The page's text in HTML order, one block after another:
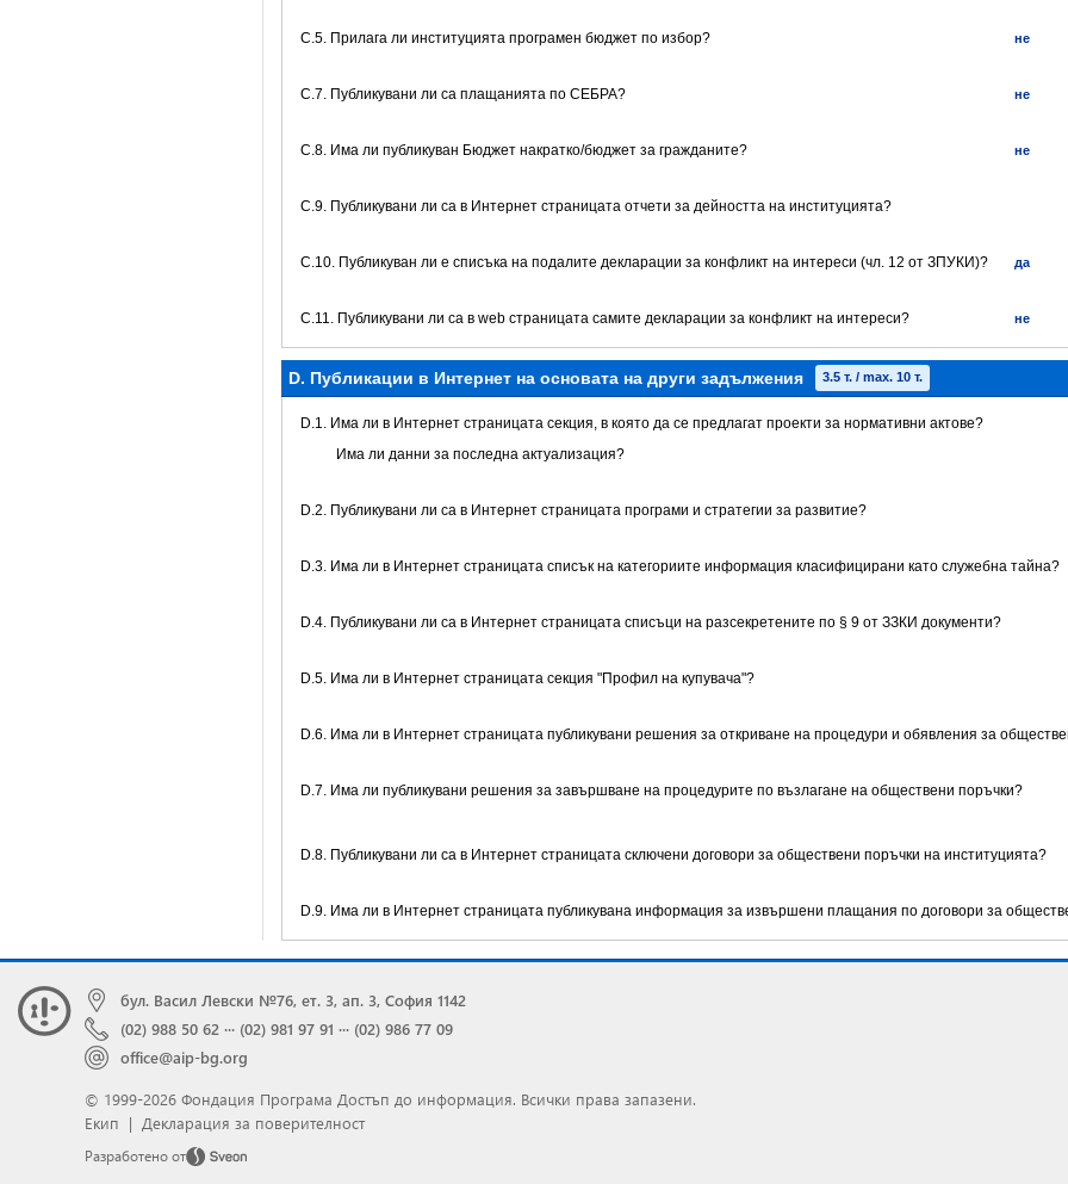
С.5. Прилага ли институцията програмен бюджет по избор? не
С.7. Публикувани ли са плащанията по СЕБРА? не
С.8. Има ли публикуван Бюджет накратко/бюджет за гражданите? не
C.9. Публикувани ли са в Интернет страницата отчети за дейността на институцията?
C.10. Публикуван ли е списъка на подалите декларации за конфликт на интереси (чл. 12 от ЗПУКИ)? да
C.11. Публикувани ли са в web страницата самите декларации за конфликт на интереси? не
D. Публикации в Интернет на основата на други задължения 3.5 т. / max. 10 т.
D.1. Има ли в Интернет страницата секция, в която да се предлагат проекти за нормативни актове?
Има ли данни за последна актуализация?
D.2. Публикувани ли са в Интернет страницата програми и стратегии за развитие?
D.3. Има ли в Интернет страницата списък на категориите информация класифицирани като служебна тайна?
D.4. Публикувани ли са в Интернет страницата списъци на разсекретените по § 9 от ЗЗКИ документи?
D.5. Има ли в Интернет страницата секция "Профил на купувача"?
D.6. Има ли в Интернет страницата публикувани решения за откриване на процедури и обявления за
D.7. Има ли публикувани решения за завършване на процедурите по възлагане на обществени поръчки?
D.8. Публикувани ли са в Интернет страницата сключени договори за обществени поръчки на институцията?
D.9. Има ли в Интернет страницата публикувана информация за извършени плащания по договори за
бул. Васил Левски №76, ет. 3, ап. 3, София 1142
(02) 988 50 62 ··· (02) 981 97 91 ··· (02) 986 77 09
office@aip-bg.org
© 1999-2026 Фондация Програма Достъп до информация. Всички права запазени.
Екип | Декларация за поверителност
Разработено от